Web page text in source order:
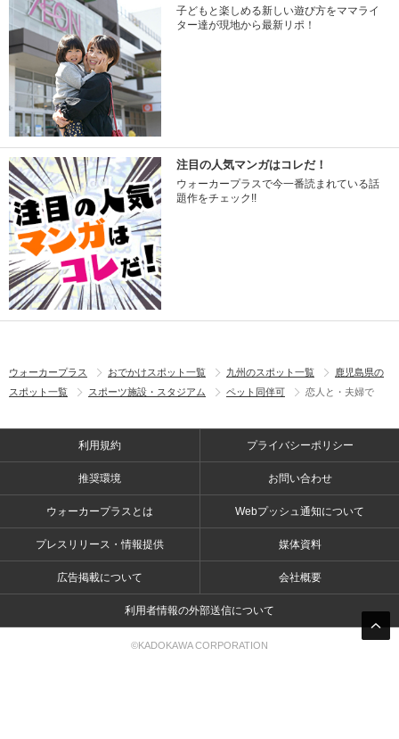
子どもと楽しめる新しい遊び方をママライ
ター達が現地から最新リポ！
注目の人気マンガはコレだ！
ウォーカープラスで今一番読まれている話
題作をチェック!!
ウォーカープラス おでかけスポット一覧 九州のスポット一覧
鹿児島県の
スポット一覧
スポーツ施設・スタジアム ペット同伴可 恋人と・夫婦で
利用規約 プライバシーポリシー
推奨環境 お問い合わせ
ウォーカープラスとは Webプッシュ通知について
プレスリリース・情報提供 媒体資料
広告掲載について 会社概要
利用者情報の外部送信について
©KADOKAWA CORPORATION